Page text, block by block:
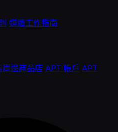
媒體工作指南
周邊商品店 APT 帳戶 APT